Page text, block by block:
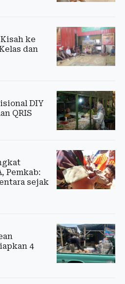
ke
dan
DIY
QRIS
Pemkab:
sejak
4